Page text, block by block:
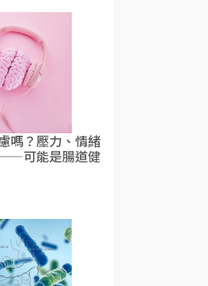
嗎？壓力、情緒
可能是腸道健